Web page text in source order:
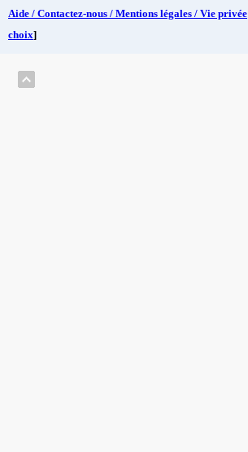
Aide / Contactez-nous / Mentions légales / Vie privée
choix]